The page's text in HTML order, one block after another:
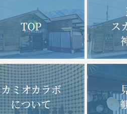
TOP
ス
カミオカラボ
について